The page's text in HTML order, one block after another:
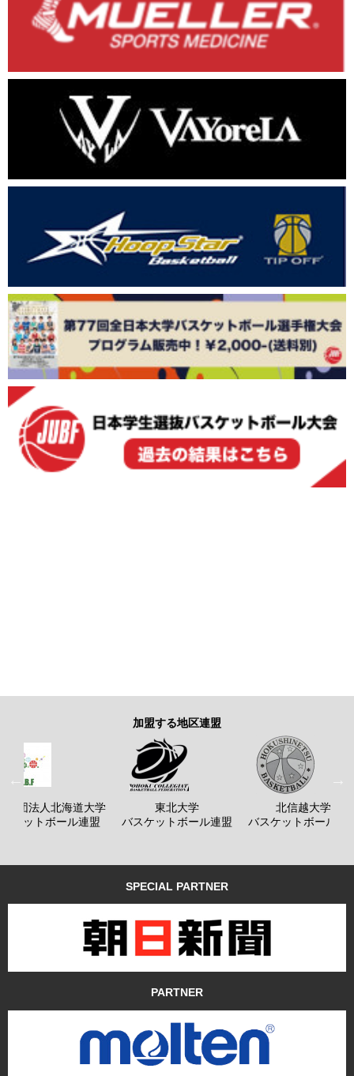
加盟する地区連盟
社団法人北海道大学
ケットボール連盟
東北大学
バスケットボール連盟
北信越大学
バスケットボール連
SPECIAL PARTNER
PARTNER